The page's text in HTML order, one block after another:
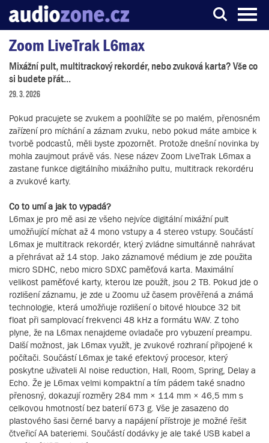
Server o digitálním zpracování zvuku
Zoom LiveTrak L6max
Mixážní pult, multitrackový rekordér, nebo zvuková karta? Vše co
si budete přát...
29. 3. 2026
Pokud pracujete se zvukem a poohlížíte se po malém, přenosném
zařízení pro míchání a záznam zvuku, nebo pokud máte ambice k
tvorbě podcastů, měli byste zpozornět. Protože dnešní novinka by
mohla zaujmout právě vás. Nese název Zoom LiveTrak L6max a
zastane funkce digitálního mixážního pultu, multitrack rekordéru
a zvukové karty.
Co to umí a jak to vypadá?
L6max je pro mě asi ze všeho nejvíce digitální mixážní pult
umožňující míchat až 4 mono vstupy a 4 stereo vstupy. Součástí
L6max je multitrack rekordér, který zvládne simultánně nahrávat
a přehrávat až 14 stop. Jako záznamové médium je zde použita
micro SDHC, nebo micro SDXC paměťová karta. Maximální
velikost paměťové karty, kterou lze použít, jsou 2 TB. Pokud jde o
rozlišení záznamu, je zde u Zoomu už časem prověřená a známá
technologie, která umožňuje rozlišení o bitové hloubce 32 bit
float při samplovací frekvenci 48 kHz a formátu WAV. Z toho
plyne, že na L6max nenajdeme ovladače pro vybuzení preampu.
Další možnost, jak L6max využít, je zvukové rozhraní připojené k
počítači. Součástí L6max je také efektový procesor, který
poskytne uživateli AI noise reduction, Hall, Room, Spring, Delay a
Echo. Že je L6max velmi kompaktní a tím pádem také snadno
přenosný, dokazují rozměry 284 mm × 114 mm × 46,5 mm s
celkovou hmotností bez baterií 673 g. Vše je zasazeno do
plastového šasi černé barvy a napájení přístroje je možné řešit
čtveřicí AA bateriemi. Součástí dodávky je ale také USB kabel a